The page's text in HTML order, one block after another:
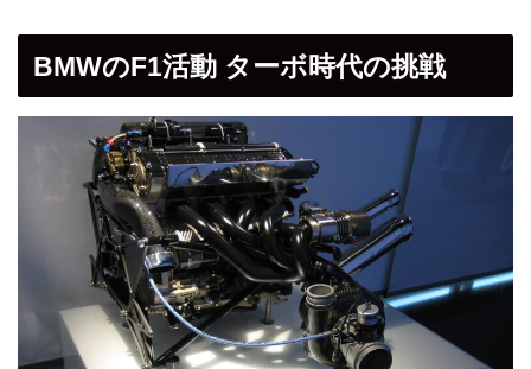
BMWのF1活動 ターボ時代の挑戦